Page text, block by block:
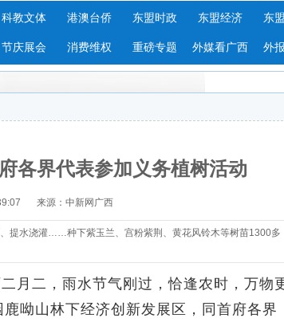
科教文体 港澳台侨 东盟时政 东盟经济 东
节庆展会 消费维权 重磅专题 外媒看广西 外
各界代表参加义务植树活动
来源：中新网广西
提水浇灌……种下紫玉兰、宫粉紫荆、黄花风铃木等树苗1300多
二，雨水节气刚过，恰逢农时，万物
呦山林下经济创新发展区，同首府各界